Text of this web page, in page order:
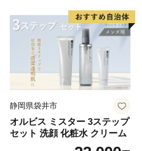
静岡県袋井市
オルビス ミスター 3ステップ
セット 洗顔 化粧水 クリーム